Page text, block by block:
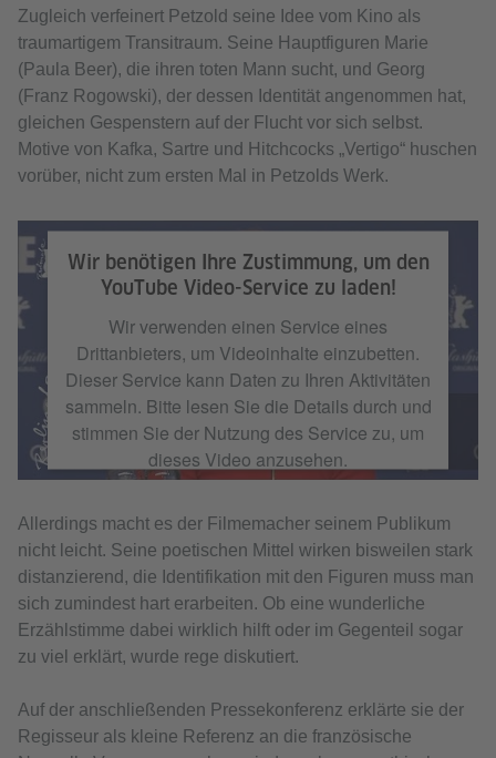
Zugleich verfeinert Petzold seine Idee vom Kino als
traumartigem Transitraum. Seine Hauptfiguren Marie
(Paula Beer), die ihren toten Mann sucht, und Georg
(Franz Rogowski), der dessen Identität angenommen hat,
gleichen Gespenstern auf der Flucht vor sich selbst.
Motive von Kafka, Sartre und Hitchcocks „Vertigo“ huschen
vorüber, nicht zum ersten Mal in Petzolds Werk.
Wir benötigen Ihre Zustimmung, um den
YouTube Video-Service zu laden!
Wir verwenden einen Service eines
Drittanbieters, um Videoinhalte einzubetten.
Dieser Service kann Daten zu Ihren Aktivitäten
sammeln. Bitte lesen Sie die Details durch und
stimmen Sie der Nutzung des Service zu, um
dieses Video anzusehen.
Mehr Informationen
Akzeptieren
Allerdings macht es der Filmemacher seinem Publikum
nicht leicht. Seine poetischen Mittel wirken bisweilen stark
distanzierend, die Identifikation mit den Figuren muss man
sich zumindest hart erarbeiten. Ob eine wunderliche
Erzählstimme dabei wirklich hilft oder im Gegenteil sogar
zu viel erklärt, wurde rege diskutiert.
Auf der anschließenden Pressekonferenz erklärte sie der
Regisseur als kleine Referenz an die französische